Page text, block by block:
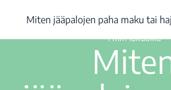
Miten jääpalojen paha maku
1 min lukuaika
Miten jääpalojen paha maku tai